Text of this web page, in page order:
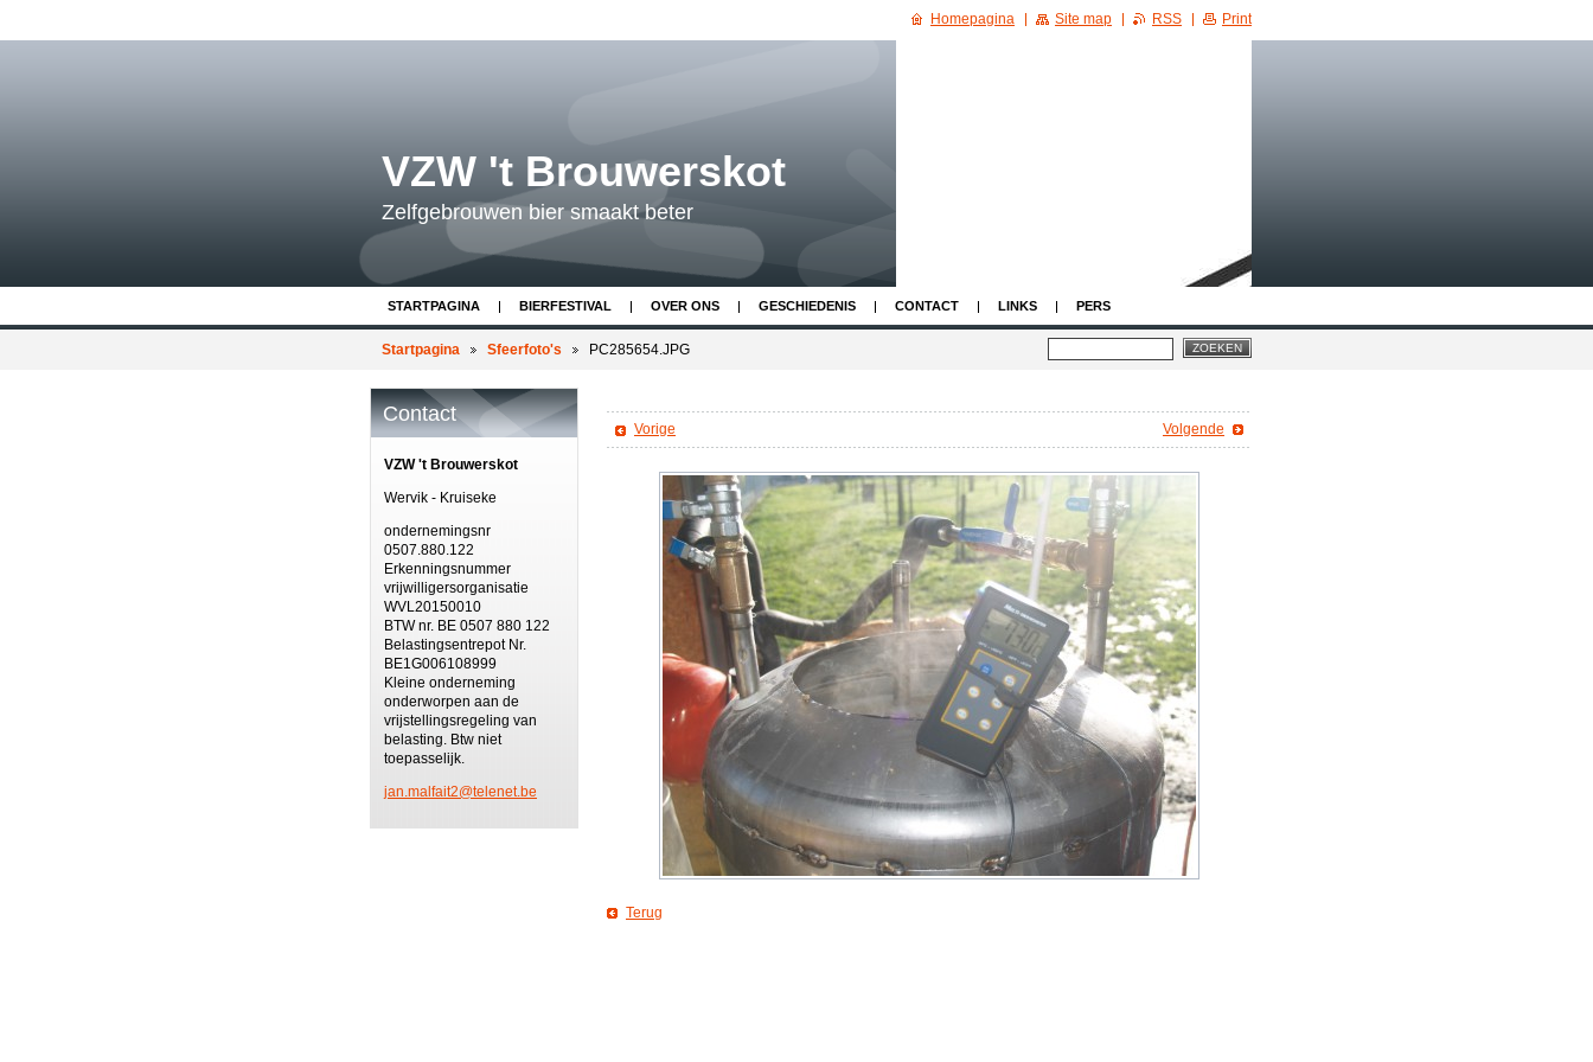
VZW 't Brouwerskot
Zelfgebrouwen bier smaakt beter
STARTPAGINA BIERFESTIVAL OVER ONS GESCHIEDENIS CONTACT LINKS PERS
Startpagina Sfeerfoto's PC285654.JPG
Vorige Volgende
Terug
Contact
VZW 't Brouwerskot
Wervik - Kruiseke
ondernemingsnr
0507.880.122
Erkenningsnummer
vrijwilligersorganisatie
WVL20150010
BTW nr. BE 0507 880 122
Belastingsentrepot Nr.
BE1G006108999
Kleine onderneming
onderworpen aan de
vrijstellingsregeling van
belasting. Btw niet
toepasselijk.
jan.malfait2@tel enet.be
Homepagina Site map RSS Print